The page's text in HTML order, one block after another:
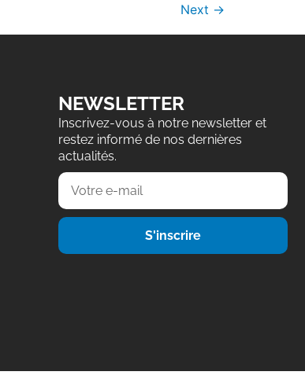
Next →
NEWSLETTER
Inscrivez-vous à notre newsletter et
restez informé de nos dernières
actualités.
S'inscrire